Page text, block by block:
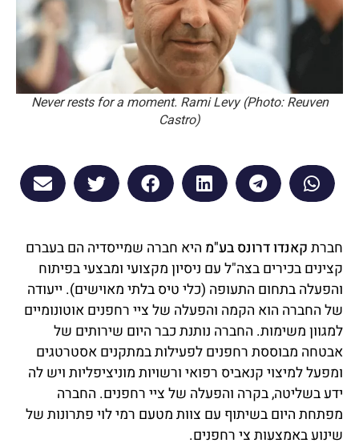
Never rests for a moment. Rami Levy (Photo: Reuven
Castro)
חברת קאנדו דרונס בע"מ היא חברה שמייסדיה הם בעברם
קצינים בכירים בצה"ל עם ניסיון מקצועי ומבצעי בפיתוח
והפעלה בתחום התעופה (כלי טיס בלתי מאוישים). ייעודה
של החברה הוא הקמה והפעלה של ציי רחפנים אוטונומיים
למגוון משימות. החברה נותנת כבר היום שירותים של
אבטחה מבוססת רחפנים לפעילות במתקנים אסטרטגים
ומפעל למיצוי קנאביס רפואי ורשויות מוניציפליות ויש לה
ידע בשליטה, בקרה והפעלה של ציי רחפנים. החברה
מפתחת היום בשיתוף עם צוות מטעם רמי לוי פתרונות של
שינוע באמצעות צי רחפנים.